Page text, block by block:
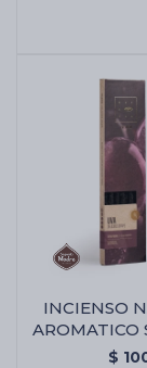
INCIENSO
AROMATICO
MADRE
$